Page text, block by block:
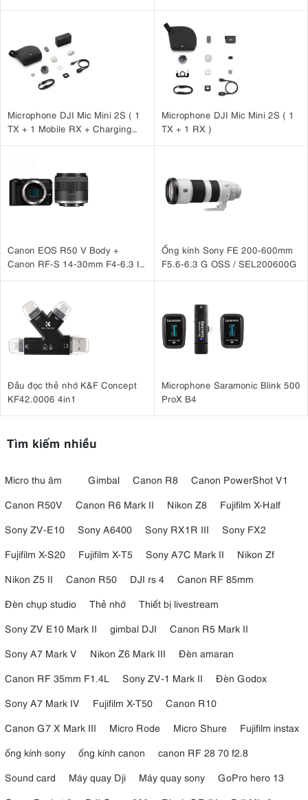
Microphone DJI Mic Mini 2S ( 1
TX + 1 Mobile RX + Charging
Microphone DJI Mic Mini 2S ( 1
TX + 1 RX )
Canon EOS R50 V Body +
Canon RF-S 14-30mm F4-6.3 IS
Ống kính Sony FE 200-600mm
F5.6-6.3 G OSS / SEL200600G
Đầu đọc thẻ nhớ K&F Concept
KF42.0006 4in1
Microphone Saramonic Blink 500
ProX B4
Tìm kiếm nhiều
Micro thu âm Gimbal Canon R8
Canon PowerShot V1
Canon R50V
Canon R6 Mark II Nikon Z8
Fujifilm X-Half
Sony ZV-E10
Sony A6400 Sony RX1R III
Sony FX2
Fujifilm X-S20
Fujifilm X-T5 Sony A7C Mark II
Nikon Zf
Nikon Z5 II
Canon R50 DJI rs 4
Canon RF 85mm
Đèn chụp studio
Thẻ nhớ
Thiết bị livestream
Sony ZV E10 Mark II
gimbal DJI
Canon R5 Mark II
Sony A7 Mark V
Nikon Z6 Mark III
Đèn amaran
Canon RF 35mm F1.4L
Sony ZV-1 Mark II
Đèn Godox
Sony A7 Mark IV
Fujifilm X-T50
Canon R10
Canon G7 X Mark III
Micro Rode Micro Shure
Fujifilm instax
ống kính sony
ống kính canon
canon RF 28 70 f2.8
Sound card
Máy quay Dji Máy quay sony
GoPro hero 13